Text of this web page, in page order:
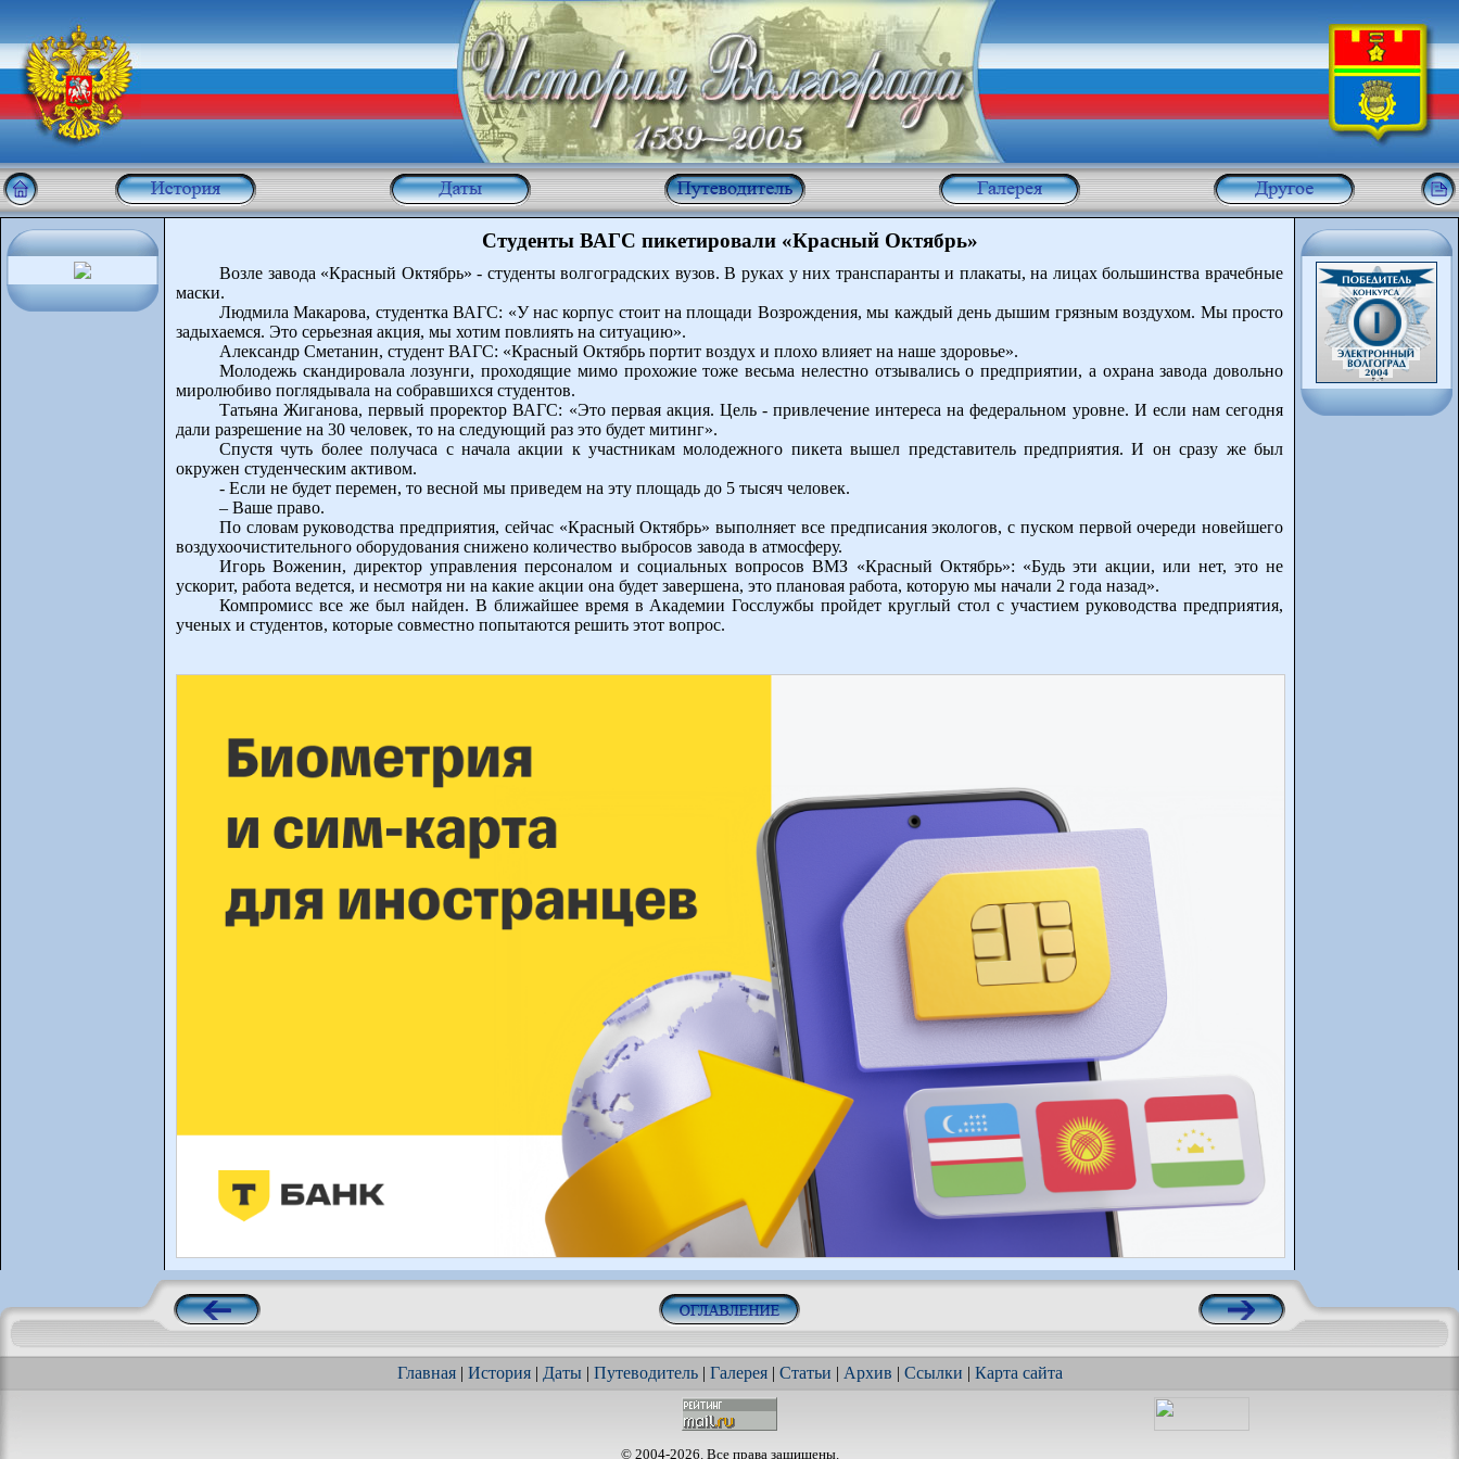
Студенты ВАГС пикетировали «Красный Октябрь»
Возле завода «Красный Октябрь» - студенты волгоградских вузов. В руках у них транспаранты и плакаты, на лицах большинства врачебные
маски.
Людмила Макарова, студентка ВАГС: «У нас корпус стоит на площади Возрождения, мы каждый день дышим грязным воздухом. Мы просто
задыхаемся. Это серьезная акция, мы хотим повлиять на ситуацию».
Александр Сметанин, студент ВАГС: «Красный Октябрь портит воздух и плохо влияет на наше здоровье».
Молодежь скандировала лозунги, проходящие мимо прохожие тоже весьма нелестно отзывались о предприятии, а охрана завода довольно
миролюбиво поглядывала на собравшихся студентов.
Татьяна Жиганова, первый проректор ВАГС: «Это первая акция. Цель - привлечение интереса на федеральном уровне. И если нам сегодня
дали разрешение на 30 человек, то на следующий раз это будет митинг».
Спустя чуть более получаса с начала акции к участникам молодежного пикета вышел представитель предприятия. И он сразу же был
окружен студенческим активом.
- Если не будет перемен, то весной мы приведем на эту площадь до 5 тысяч человек.
– Ваше право.
По словам руководства предприятия, сейчас «Красный Октябрь» выполняет все предписания экологов, с пуском первой очереди новейшего
воздухоочистительного оборудования снижено количество выбросов завода в атмосферу.
Игорь Воженин, директор управления персоналом и социальных вопросов ВМЗ «Красный Октябрь»: «Будь эти акции, или нет, это не
ускорит, работа ведется, и несмотря ни на какие акции она будет завершена, это плановая работа, которую мы начали 2 года назад».
Компромисс все же был найден. В ближайшее время в Академии Госслужбы пройдет круглый стол с участием руководства предприятия,
ученых и студентов, которые совместно попытаются решить этот вопрос.
Главная| История| Даты| Путеводитель| Галерея| Статьи | Архив | Ссылки | Карта сайта
© 2004-2026. Все права защищены.